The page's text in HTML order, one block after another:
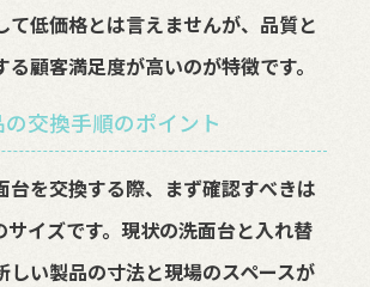
て低価格とは言えませんが、品質と
顧客満足度が高いのが特徴です。
交換手順のポイント
台を交換する際、まず確認すべきは
サイズです。現状の洗面台と入れ替
しい製品の寸法と現場のスペースが